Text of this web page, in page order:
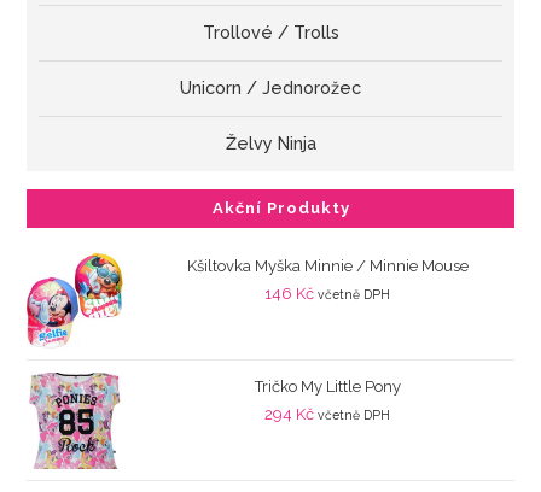
Trollové / Trolls
Unicorn / Jednorožec
Želvy Ninja
Akční Produkty
Kšiltovka Myška Minnie / Minnie Mouse
146 Kč včetně DPH
Tričko My Little Pony
294 Kč včetně DPH